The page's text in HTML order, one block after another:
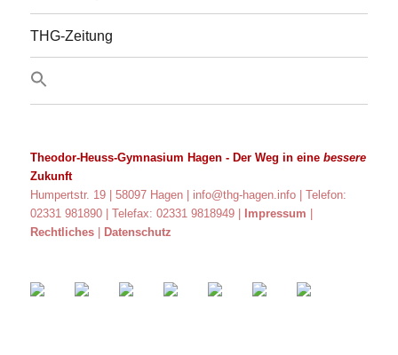
THG-Zeitung
Theodor-Heuss-Gymnasium Hagen - Der Weg in einebessere
Zukunft
Humpertstr. 19 | 58097 Hagen | info@thg-hagen.info
| Telefon:
02331 981890 | Telefax: 02331 9818949 |
Impressum
Rechtliches
Datenschutz